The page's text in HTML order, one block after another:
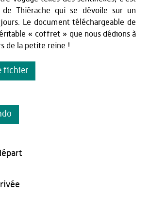
Thiérache qui se dévoile sur un
Le document téléchargeable de
« coffret » que nous dédions à
de la petite reine !
fichier